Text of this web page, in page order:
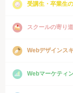
受講生・卒業生
スクールの寄り
Webデザインス
Webマーケティ